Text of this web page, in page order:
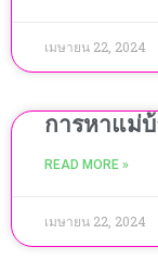
เมษายน 22, 2024
การหาแม่
READ MORE »
เมษายน 22, 2024